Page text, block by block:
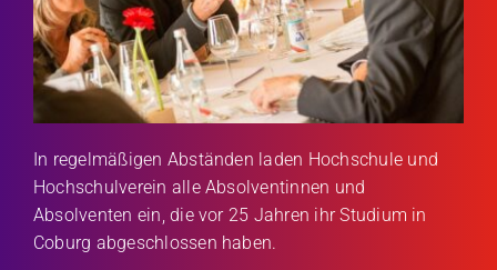
In regelmäßigen Abständen laden Hochschule und
Hochschulverein alle Absolventinnen und
Absolventen ein, die vor 25 Jahren ihr Studium in
Coburg abgeschlossen haben.